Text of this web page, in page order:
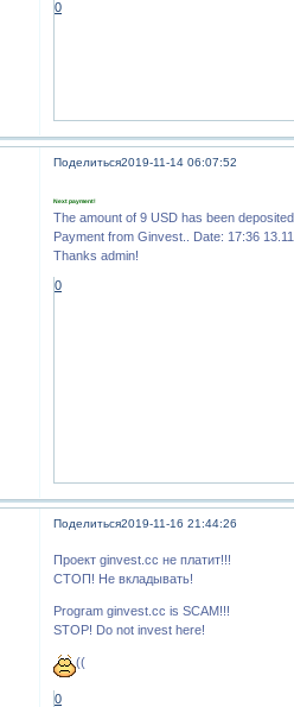
0
Поделиться2019-11-14 06:07:52
Next payment!
The amount of 9 USD has been
Payment from Ginvest.. Date: 17:36
Thanks admin!
0
Поделиться2019-11-16 21:44:26
Проект ginvest.cc не платит!!!
СТОП! Не вкладывать!
Program ginvest.cc is SCAM!!!
STOP! Do not invest here!
((
0